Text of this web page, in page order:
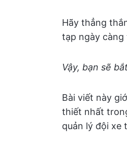
Hãy thẳng
tạp ngày
Vậy, bạn sẽ
Bài viết này
thiết nhất
quản lý đội xe